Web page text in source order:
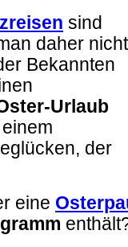
sind
daher nicht
Bekannten
Urlaub
der
eine